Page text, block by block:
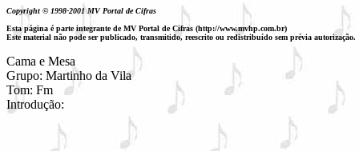
Copyright © 1998-2001 MV Portal de Cifras
Esta página é parte integrante de MV Portal de Cifras (http://www.mvhp.com.br)
Este material não pode ser publicado, transmitido, reescrito ou redistribuído sem prévia autorização.
Cama e Mesa
Grupo: Martinho da Vila
Tom: Fm
Introdução: